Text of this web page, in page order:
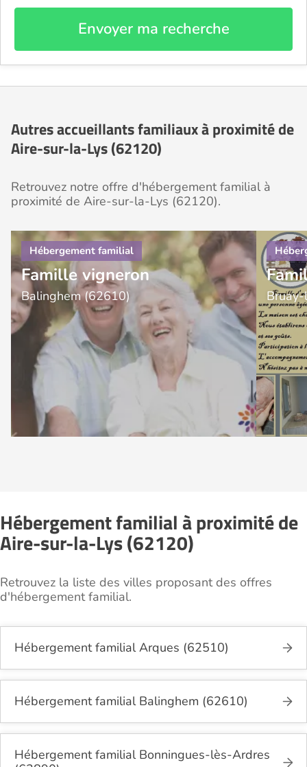
Envoyer ma recherche
Autres accueillants familiaux à proximité de
Aire-sur-la-Lys (62120)
Retrouvez notre offre d'hébergement familial à
proximité de Aire-sur-la-Lys (62120).
Famille vigneron
Balinghem (62610)
Hébergement familial à proximité de
Aire-sur-la-Lys (62120)
Retrouvez la liste des villes proposant des offres
d'hébergement familial.
Hébergement familial Arques (62510)
Hébergement familial Balinghem (62610)
Hébergement familial Bonningues-lès-Ardres